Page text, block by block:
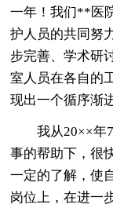
一年！我们**医
护人员的共同努
步完善、学术研
室人员在各自的
现出一个循序渐
我从20××年7
事的帮助下，很
一定的了解，使
岗位上，在进一